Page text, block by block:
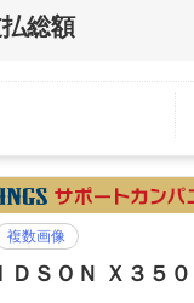
総額
複数画像
ＤＳＯＮ Ｘ３５０